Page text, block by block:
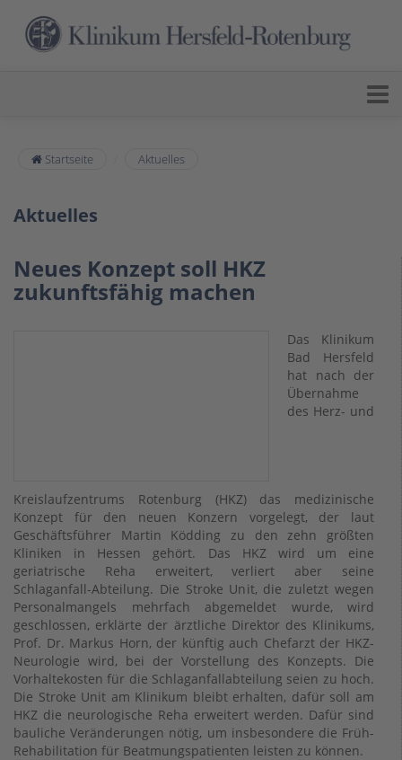
Startseite Aktuelles
Aktuelles
Neues Konzept soll HKZ
zukunftsfähig machen
Das Klinikum
Bad Hersfeld
hat nach der
Übernahme
des Herz- und
Kreislaufzentrums Rotenburg (HKZ) das medizinische
Konzept für den neuen Konzern vorgelegt, der laut
Geschäftsführer Martin Ködding zu den zehn größten
Kliniken in Hessen gehört. Das HKZ wird um eine
geriatrische Reha erweitert, verliert aber seine
Schlaganfall-Abteilung. Die Stroke Unit, die zuletzt wegen
Personalmangels mehrfach abgemeldet wurde, wird
geschlossen, erklärte der ärztliche Direktor des Klinikums,
Prof. Dr. Markus Horn, der künftig auch Chefarzt der HKZ-
Neurologie wird, bei der Vorstellung des Konzepts. Die
Vorhaltekosten für die Schlaganfallabteilung seien zu hoch.
Die Stroke Unit am Klinikum bleibt erhalten, dafür soll am
HKZ die neurologische Reha erweitert werden. Dafür sind
bauliche Veränderungen nötig, um insbesondere die Früh-
Rehabilitation für Beatmungspatienten leisten zu können.